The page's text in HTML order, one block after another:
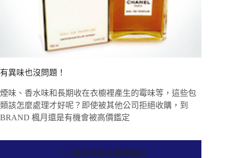
有異味也沒問題！
煙味、香水味和長期收在衣櫥裡產生的霉味等，這些包
類該怎麼處理才好呢？即使被其他公司拒絕收購，到
BRAND 楓月還是有機會被高價鑑定
二手包款高價收購的理由